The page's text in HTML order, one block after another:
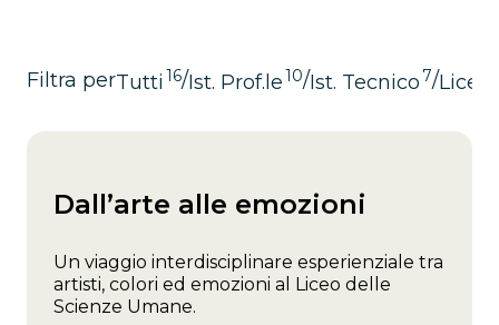
Filtra perTutti 16/Ist. Prof.le10/Ist. Tecnico 7/Liceo
Dall’arte alle emozioni
Un viaggio interdisciplinare esperienziale tra
artisti, colori ed emozioni al Liceo delle
Scienze Umane.